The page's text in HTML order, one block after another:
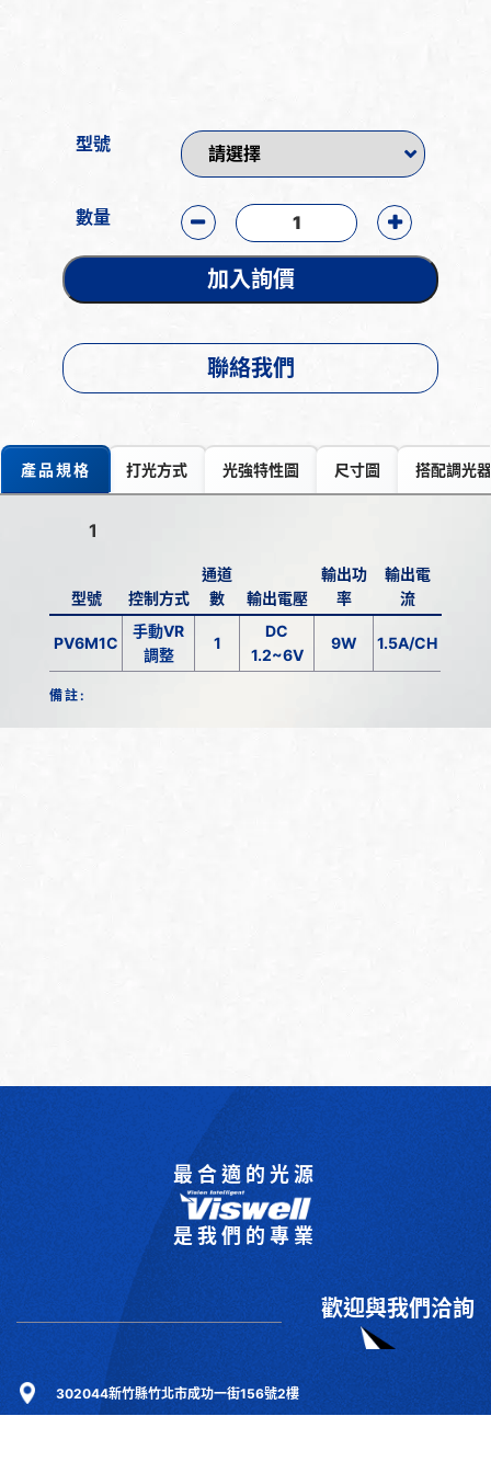
型號
數量
加入詢價
聯絡我們
產品規格 打光方式 光強特性圖 尺寸圖 搭配調光器
1
型號 控制方式
通道
數
輸出電壓
輸出功
率
輸出電
流
PV6M1C
手動VR
調整
1
DC
1.2~6V
9W 1.5A/CH
備註:
最合適的光源
是我們的專業
歡迎與我們洽詢
302044新竹縣竹北市成功一街156號2樓